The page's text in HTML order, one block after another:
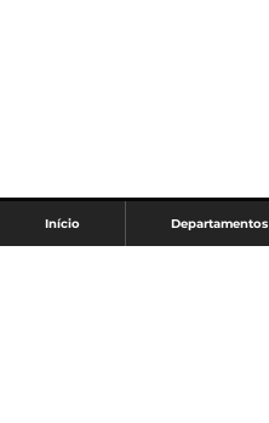
Início Departamentos